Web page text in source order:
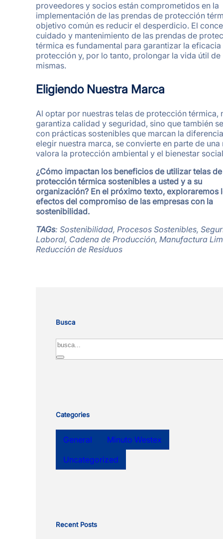
proveedores y socios están comprometidos en la
implementación de las prendas de protección
objetivo común es reducir el desperdicio. El
cuidado y mantenimiento de las prendas de
térmica es fundamental para garantizar la eficacia
protección y, por lo tanto, prolongar la vida útil de
mismas.
Eligiendo Nuestra Marca
Al optar por nuestras telas de protección térmica,
garantiza calidad y seguridad, sino que también
con prácticas sostenibles que marcan la
elegir nuestra marca, se convierte en parte de una
valora la protección ambiental y el bienestar
¿Cómo impactan los beneficios de utilizar telas de
protección térmica sostenibles a usted y a su
organización? En el próximo texto, exploraremos
efectos del compromiso de las empresas con la
sostenibilidad.
TAGs: Sostenibilidad, Procesos Sostenibles,
Laboral, Cadena de Producción, Manufactura
Reducción de Residuos
Busca
Search
Categories
General
Minuto Westex
Uncategorized
Recent Posts